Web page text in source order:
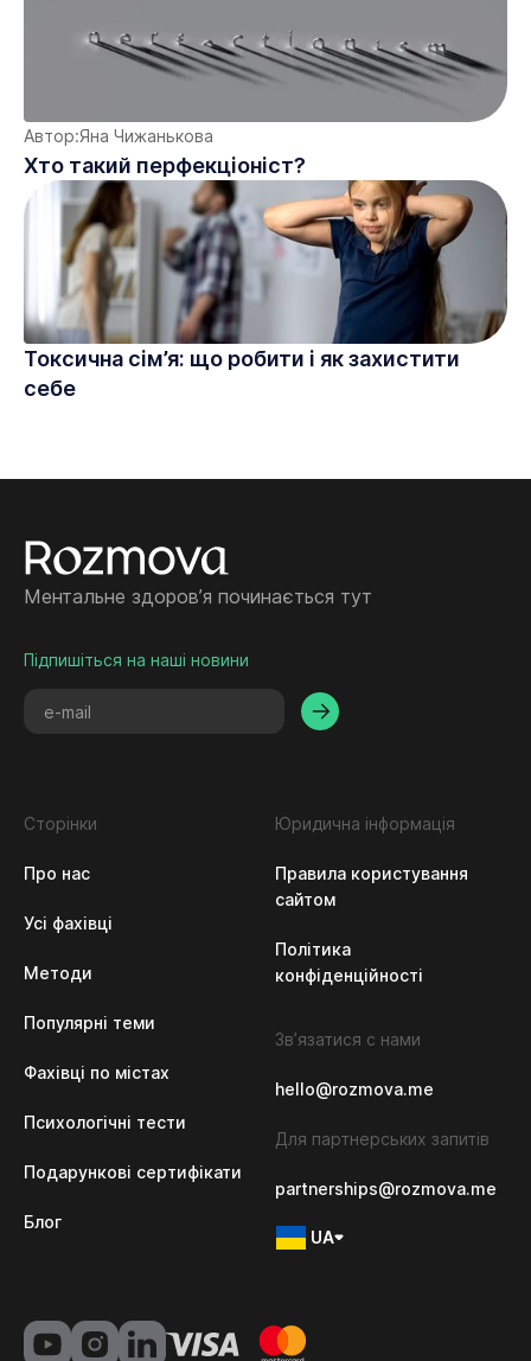
Автор:Яна Чижанькова
Хто такий перфекціоніст?
Токсична сім’я: що робити і як захистити
себе
Ментальне здоровʼя починається тут
Підпишіться на наші новини
Сторінки
Про нас
Усі фахівці
Методи
Популярні теми
Фахівці по містах
Психологічні тести
Подарункові сертифікати
Блог
Юридична інформація
Правила користування
сайтом
Політика
конфіденційності
Зв’язатися с нами
hello@rozmova.me
Для партнерських запитів
partnerships@rozmova.me
UA